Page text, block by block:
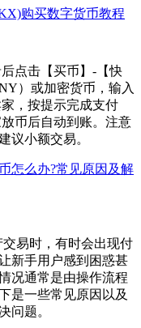
购买数字货币教程
点击【买币】-【快
）或加密货币，输入
，按提示完成支付
币后自动到账。注意
议小额交易。
怎么办?常见原因及解
易时，有时会出现付
新手用户感到困惑甚
况通常是由操作流程
是一些常见原因以及
问题。